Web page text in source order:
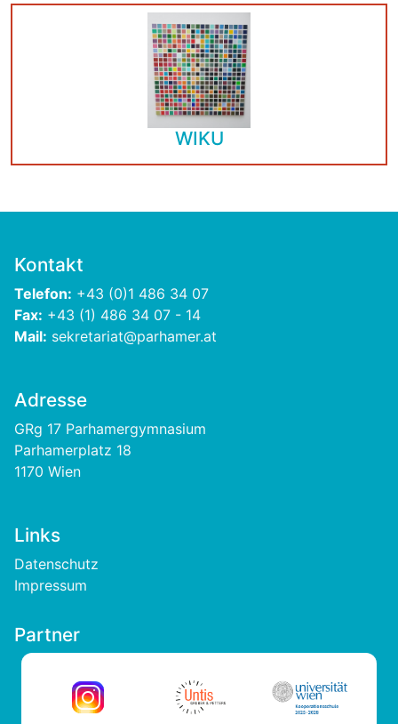
WIKU
Kontakt
Telefon: +43 (0)1 486 34 07
Fax: +43 (1) 486 34 07 - 14
Mail: sekretariat@parhamer.at
Adresse
GRg 17 Parhamergymnasium
Parhamerplatz 18
1170 Wien
Links
Footer
Datenschutz
Impressum
Partner